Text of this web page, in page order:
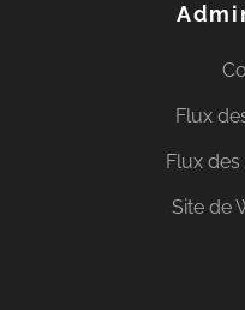
Flux
Flux
Site de